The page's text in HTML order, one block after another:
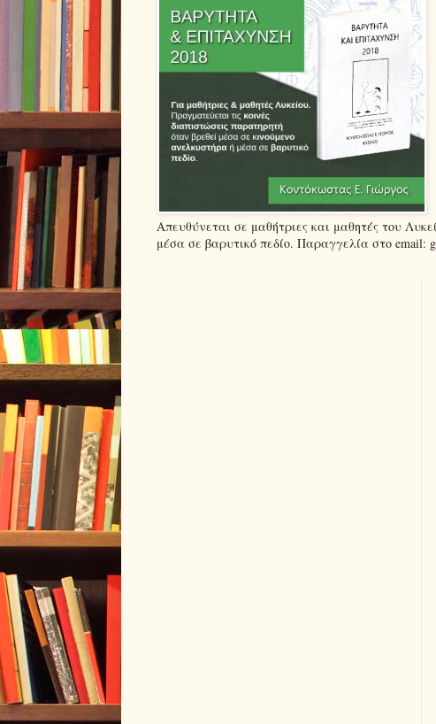
Απευθύνεται σε μαθήτριες και μαθητές του
μέσα σε βαρυτικό πεδίο. Παραγγελία στο email: